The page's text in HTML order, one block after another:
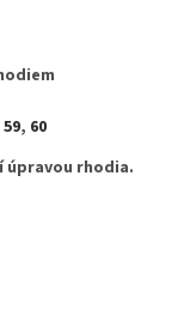
59, 60
rhodia.